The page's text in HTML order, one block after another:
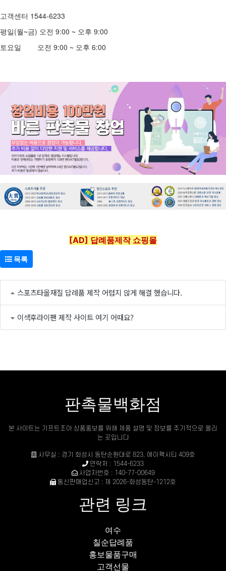
고객센터 1544-6233
평일(월~금) 오전 9:00 ~ 오후 9:00
토요일 오전 9:00 ~ 오후 6:00
[AD] 답례품제작 쇼핑몰
목록
스포츠타올재질 답례품 제작 어렵지 않게 해결 했습니다.
이색후라이팬 제작 사이트 여기 어때요?
판촉물백화점
본 사이트는 기프트조아 상품홍보를 위해 제품 설명 및 정보를 주기적으로 올리
는 곳입니다
사무실 : 경기 화성시 동탄순환대로 823, 에이팩시티 409호
연락처 : 1544-6233
사업자번호 : 140-77-00649
통신판매업신고 : 제 2026-화성동탄-1212호
관련 링크
여수
칠순답례품
홍보물품구매
고객선물